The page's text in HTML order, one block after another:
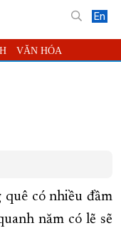
En
VĂN HÓA
ONLINE
có nhiều đầm
năm có lẽ sẽ